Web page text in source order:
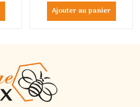
Ajouter au panier